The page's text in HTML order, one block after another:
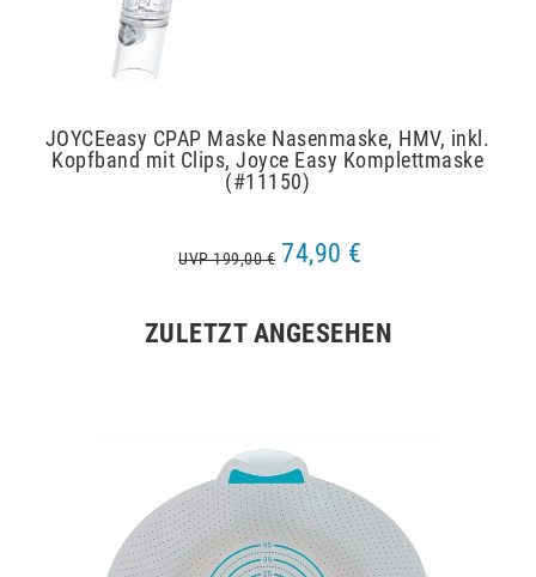
JOYCEeasy CPAP Maske Nasenmaske, HMV, inkl.
Kopfband mit Clips, Joyce Easy Komplettmaske
(#11150)
UVP 199,00 € 74,90 €
ZULETZT ANGESEHEN